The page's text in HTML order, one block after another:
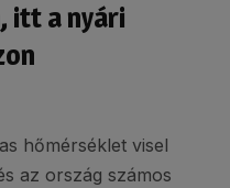
itt a nyári
hőmérséklet visel
az ország számos